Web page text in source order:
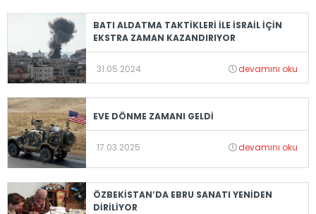
BATI ALDATMA TAKTİKLERİ İLE İSRAİL İÇİN
EKSTRA ZAMAN KAZANDIRIYOR
31.05.2024 devamını oku
EVE DÖNME ZAMANI GELDİ
17.03.2025 devamını oku
ÖZBEKİSTAN’DA EBRU SANATI YENİDEN
DİRİLİYOR